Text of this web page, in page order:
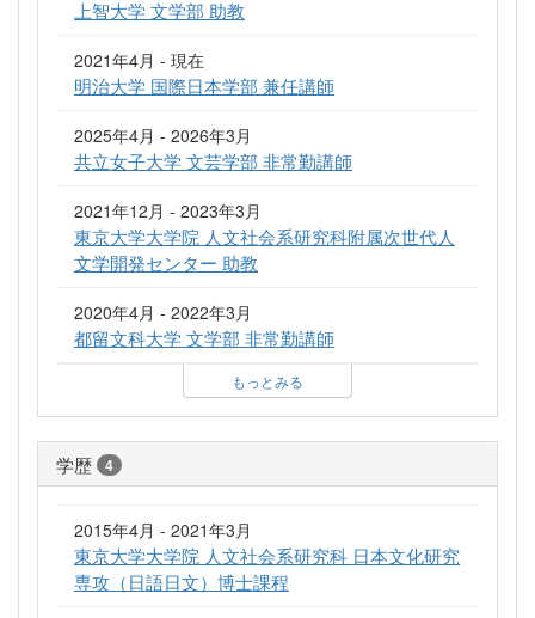
上智大学 文学部 助教
2021年4月 - 現在
明治大学 国際日本学部 兼任講師
2025年4月 - 2026年3月
共立女子大学 文芸学部 非常勤講師
2021年12月 - 2023年3月
東京大学大学院 人文社会系研究科附属次世代人
文学開発センター 助教
2020年4月 - 2022年3月
都留文科大学 文学部 非常勤講師
もっとみる
学歴 4
2015年4月 - 2021年3月
東京大学大学院 人文社会系研究科 日本文化研究
専攻（日語日文）博士課程